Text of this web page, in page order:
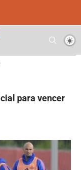
para vencer